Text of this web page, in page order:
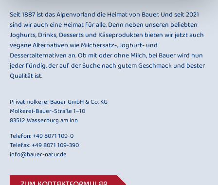
Seit 1887 ist das Alpenvorland die Heimat von Bauer. Und seit 2021
sind wir auch eine Heimat für alle. Denn neben unseren beliebten
Joghurts, Drinks, Desserts und Käseprodukten bieten wir jetzt auch
vegane Alternativen wie Milchersatz-, Joghurt- und
Dessertalternativen an. Ob mit oder ohne Milch, bei Bauer wird nun
jeder fündig, der auf der Suche nach gutem Geschmack und bester
Qualität ist.
Privatmolkerei Bauer GmbH & Co. KG
Molkerei-Bauer-Straße 1–10
83512 Wasserburg am Inn
Telefon:+49 8071 109-0
Telefax: +49 8071 109-390
info@bauer-natur.de